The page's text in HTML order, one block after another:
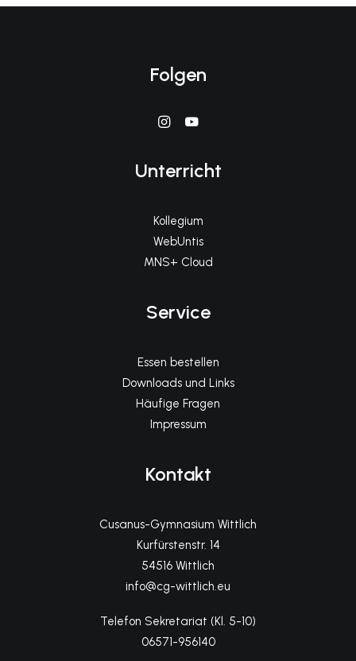
Folgen
Unterricht
Kollegium
WebUntis
MNS+ Cloud
Service
Essen bestellen
Downloads und Links
Häufige Fragen
Impressum
Kontakt
Cusanus-Gymnasium Wittlich
Kurfürstenstr. 14
54516 Wittlich
info@cg-wittlich.eu
Telefon Sekretariat (Kl. 5-10)
06571-956140